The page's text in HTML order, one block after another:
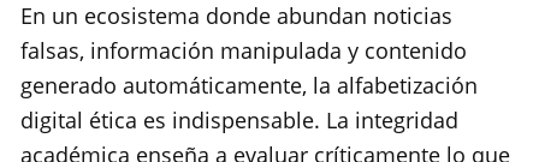
En un ecosistema donde abundan noticias
falsas, información manipulada y contenido
generado automáticamente, la alfabetización
digital ética es indispensable. La integridad
académica enseña a evaluar críticamente lo que